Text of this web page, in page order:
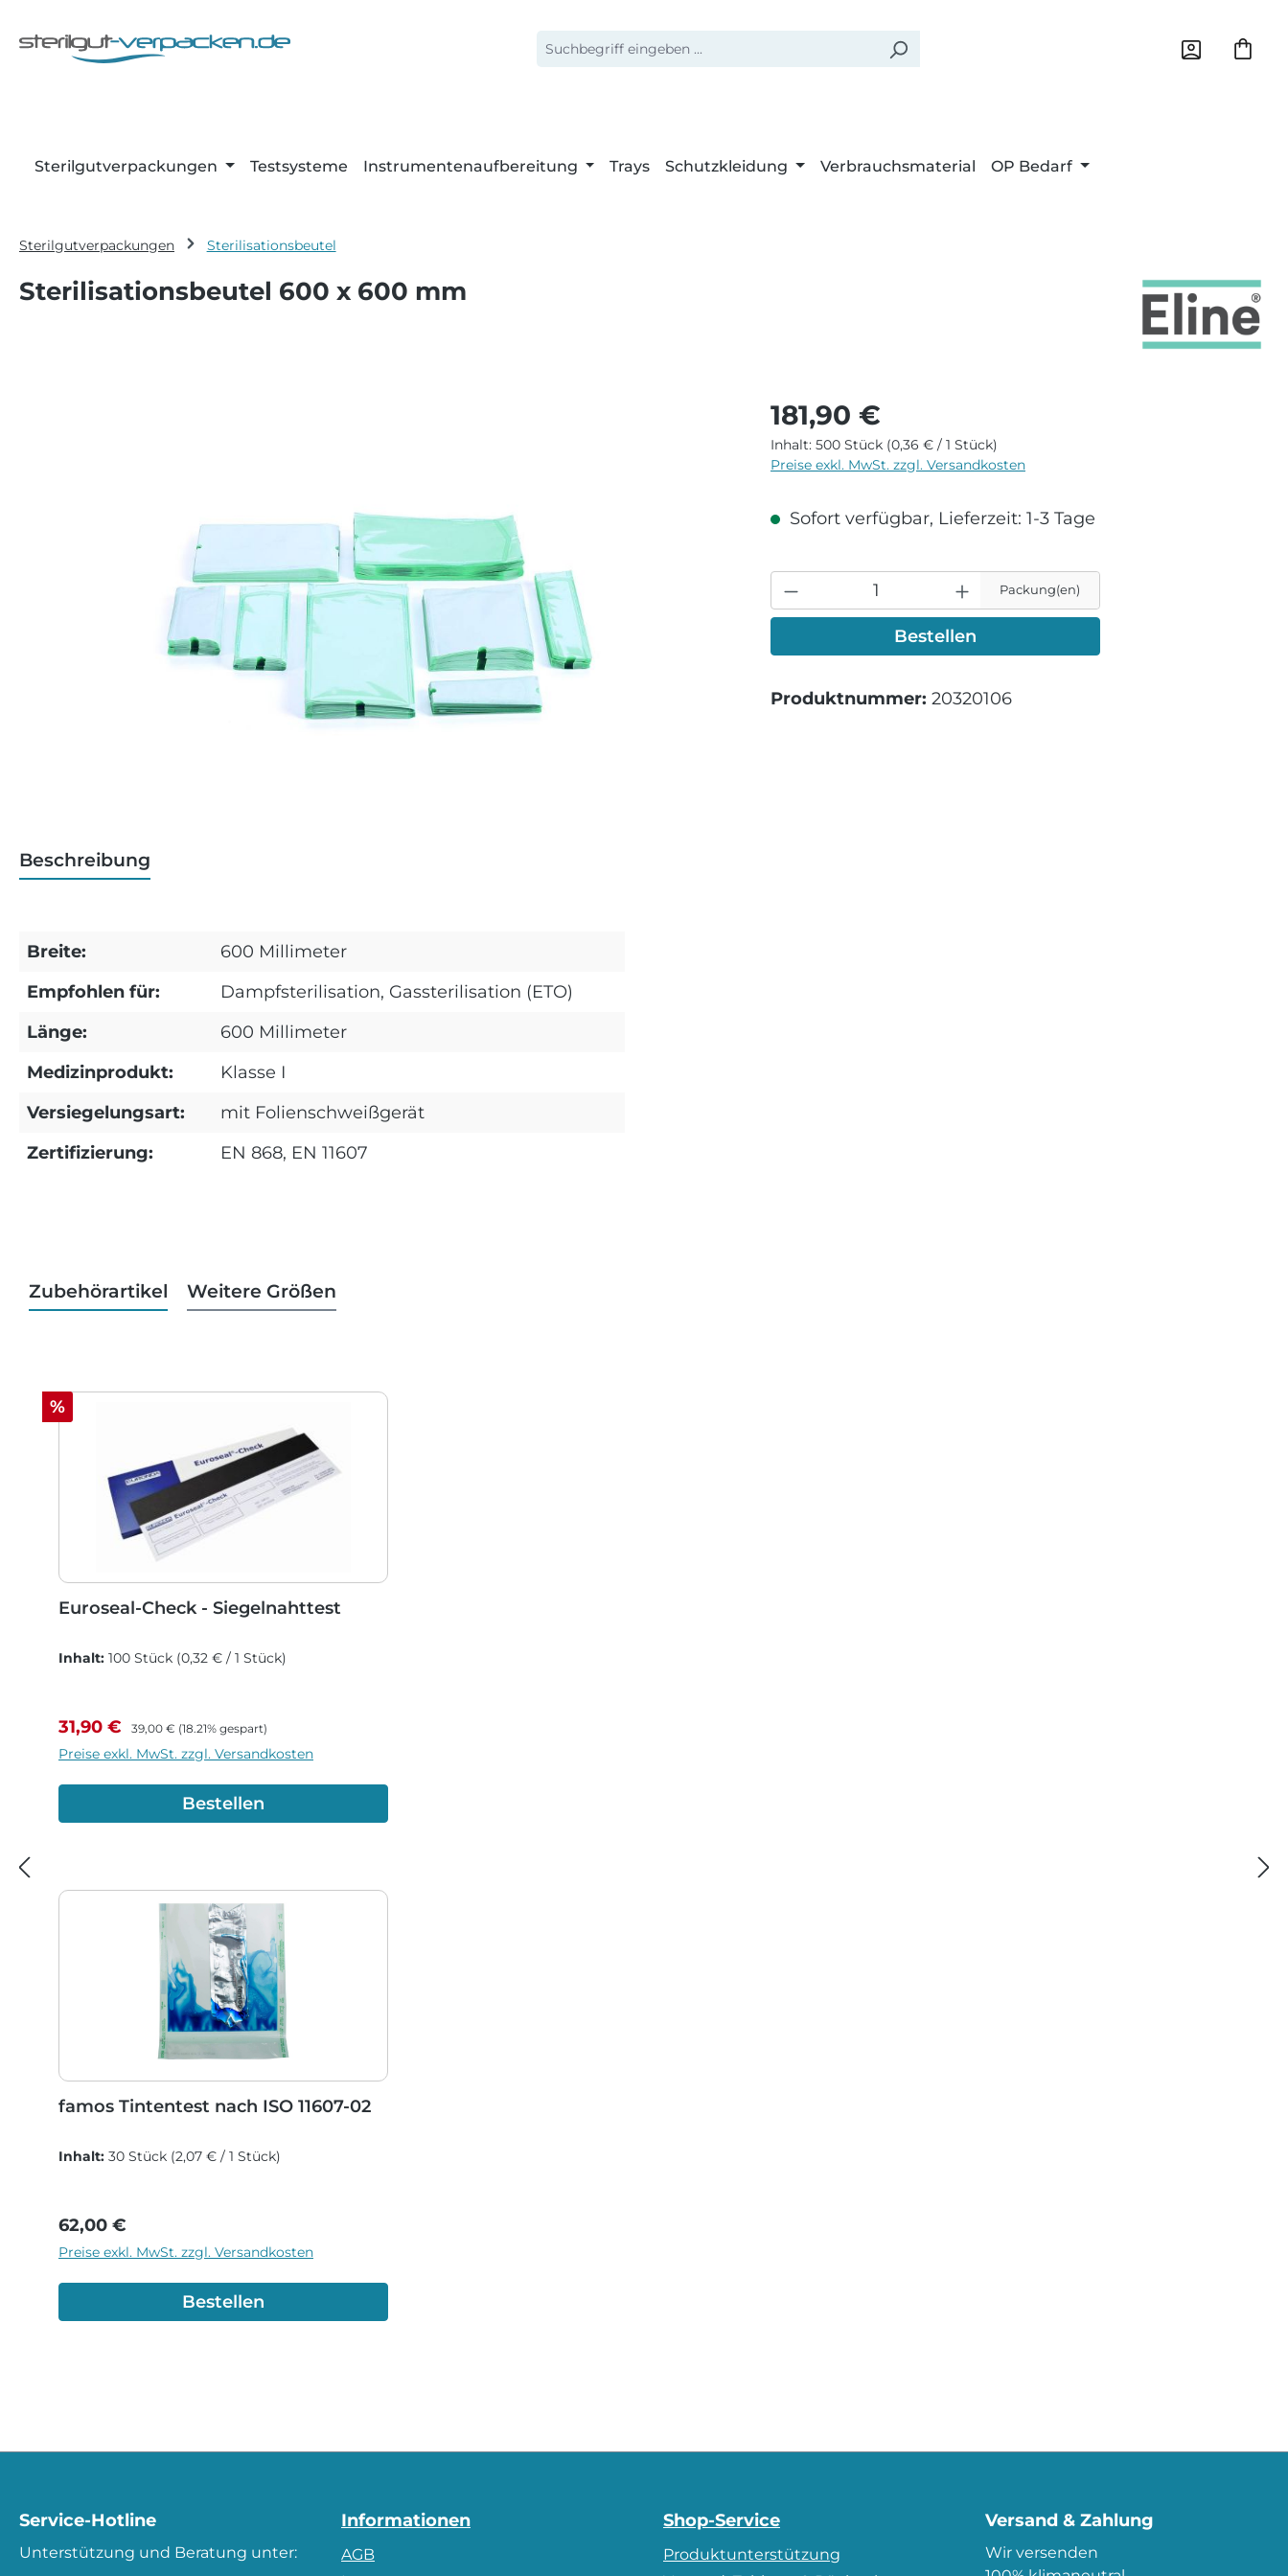
Sterilgutverpackungen Testsysteme Instrumentenaufbereitung Trays Schutzkleidung Verbrauchsmaterial OP Bedarf
Sterilgutverpackungen Sterilisationsbeutel
Sterilisationsbeutel 600 x 600 mm
Regulärer Preis:
181,90 €
Inhalt: 500 Stück (0,36 € / 1 Stück)
Preise exkl. MwSt. zzgl. Versandkosten
Sofort verfügbar, Lieferzeit: 1-3 Tage
Packung(en)
Bestellen
Produktnummer: 20320106
Beschreibung
Breite:
600 Millimeter
Empfohlen für:
Dampfsterilisation, Gassterilisation (ETO)
Länge:
600 Millimeter
Medizinprodukt:
Klasse I
Versiegelungsart:
mit Folienschweißgerät
Zertifizierung:
EN 868, EN 11607
Zubehörartikel Weitere Größen
Rabatt
%
Euroseal-Check - Siegelnahttest
Inhalt: 100 Stück (0,32 € / 1 Stück)
Verkaufspreis:
31,90 € Regulärer Preis:
39,00 € (18.21% gespart)
Preise exkl. MwSt. zzgl. Versandkosten
Bestellen
famos Tintentest nach ISO 11607-02
Inhalt: 30 Stück (2,07 € / 1 Stück)
Regulärer Preis:
62,00 €
Preise exkl. MwSt. zzgl. Versandkosten
Bestellen
Service-Hotline
Unterstützung und Beratung unter:
Informationen
AGB
Shop-Service
Produktunterstützung
Versand & Zahlung
Wir versenden